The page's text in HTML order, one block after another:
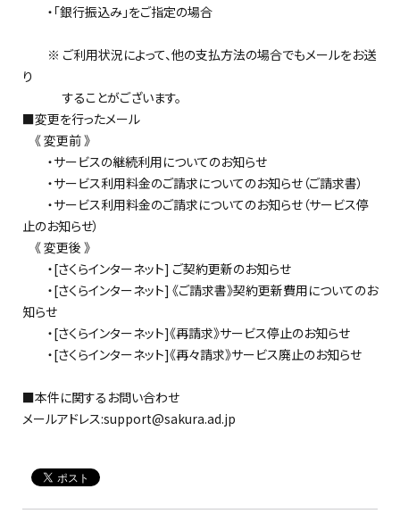
・「銀行振込み」をご指定の場合
※ ご利用状況によって、他の支払方法の場合でもメールをお送
り
することがございます。
■変更を行ったメール
《 変更前 》
・サービスの継続利用についてのお知らせ
・サービス利用料金のご請求についてのお知らせ（ご請求書）
・サービス利用料金のご請求についてのお知らせ（サービス停
止のお知らせ）
《 変更後 》
・[さくらインターネット] ご契約更新のお知らせ
・[さくらインターネット] 《ご請求書》契約更新費用についてのお
知らせ
・[さくらインターネット]《再請求》サービス停止のお知らせ
・[さくらインターネット]《再々請求》サービス廃止のお知らせ
■本件に関するお問い合わせ
メールアドレス:support@sakura.ad.jp